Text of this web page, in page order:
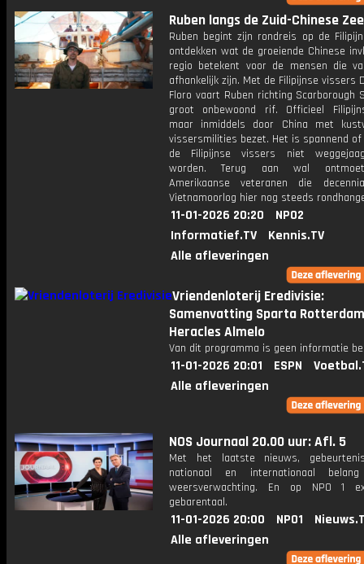
Ruben langs de Zuid-Chinese
Ruben begint zijn rondreis op de
ontdekken wat de groeiende Chinese
regio betekent voor de mensen die
afhankelijk zijn. Met de Filipijnse vissers
Floro vaart Ruben richting Scarborough
groot onbewoond rif. Officieel
maar inmiddels door China met
vissersmilities bezet. Het is spannend of
de Filipijnse vissers niet
worden. Terug aan wal
Amerikaanse veteranen die
Vietnamoorlog hier nog steeds
11-01-2026 20:20
NPO2
Informatief.TV
Kennis.TV
Alle afleveringen
Vriendenloterij Eredivisie:
Samenvatting Sparta
Heracles Almelo
Van dit programma is geen informatie
11-01-2026 20:01 ESPN
Alle afleveringen
NOS Journaal 20.00 uur: Afl. 5
Met het laatste nieuws,
nationaal en internationaal
weersverwachting. En op NPO 1
gebarentaal.
11-01-2026 20:00 NPO1
Alle afleveringen